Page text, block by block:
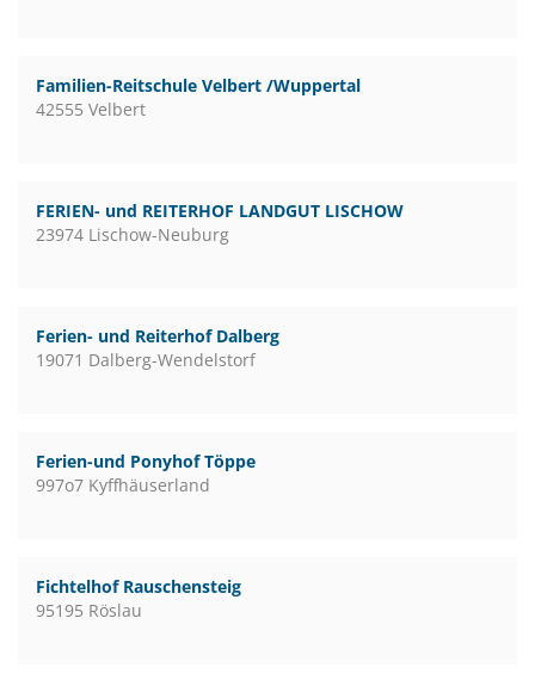
Familien-Reitschule Velbert /Wuppertal
42555 Velbert
FERIEN- und REITERHOF LANDGUT LISCHOW
23974 Lischow-Neuburg
Ferien- und Reiterhof Dalberg
19071 Dalberg-Wendelstorf
Ferien-und Ponyhof Töppe
997o7 Kyffhäuserland
Fichtelhof Rauschensteig
95195 Röslau